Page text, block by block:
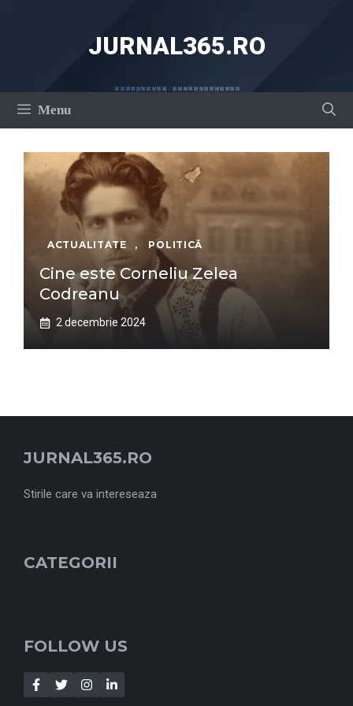
JURNAL365.RO
Menu
ACTUALITATE , POLITICĂ
Cine este Corneliu Zelea
Codreanu
2 decembrie 2024
JURNAL365.RO
Stirile care va intereseaza
CATEGORII
FOLLOW US